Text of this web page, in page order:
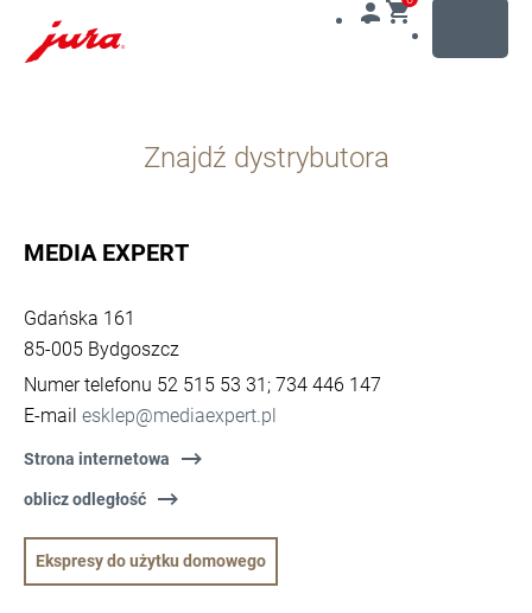
opcji
wyszukiwania
Znajdź dystrybutora
MEDIA EXPERT
Gdańska 161
85-005 Bydgoszcz
Numer telefonu 52 515 53 31; 734 446 147
E-mail esklep@mediaexpert.pl
Strona internetowa
oblicz odległość
Ekspresy do użytku domowego